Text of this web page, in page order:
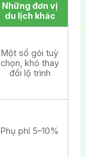
Những đơn vị
du lịch khác
Một số gói tuỳ
chọn, khó thay
đổi lộ trình
Phụ phí 5–10%